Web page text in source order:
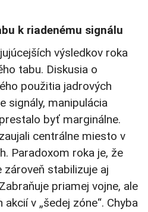
k riadenému signálu
výsledkov roka
tabu. Diskusia o
použitia jadrových
signály, manipulácia
byť marginálne.
centrálne miesto v
Paradoxom roka je, že
stabilizuje aj
priamej vojne, ale
v „šedej zóne“. Chyba